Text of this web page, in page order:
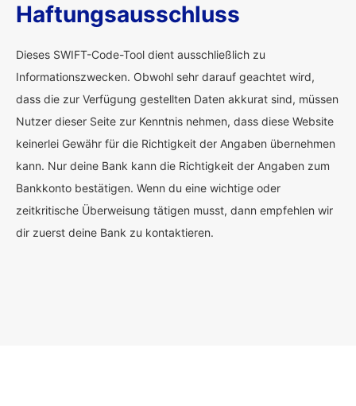
Haftungsausschluss
Dieses SWIFT-Code-Tool dient ausschließlich zu
Informationszwecken. Obwohl sehr darauf geachtet wird,
dass die zur Verfügung gestellten Daten akkurat sind, müssen
Nutzer dieser Seite zur Kenntnis nehmen, dass diese Website
keinerlei Gewähr für die Richtigkeit der Angaben übernehmen
kann. Nur deine Bank kann die Richtigkeit der Angaben zum
Bankkonto bestätigen. Wenn du eine wichtige oder
zeitkritische Überweisung tätigen musst, dann empfehlen wir
dir zuerst deine Bank zu kontaktieren.